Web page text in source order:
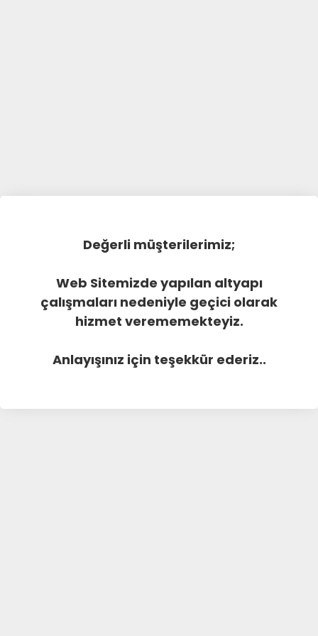
Değerli müşterilerimiz;
Web Sitemizde yapılan altyapı
çalışmaları nedeniyle geçici olarak
hizmet verememekteyiz.
Anlayışınız için teşekkür ederiz..